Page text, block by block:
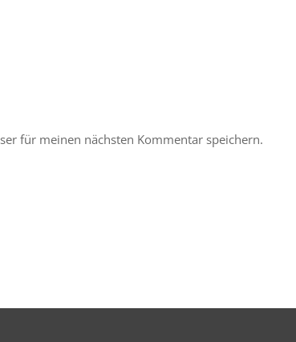
für meinen nächsten Kommentar speichern.